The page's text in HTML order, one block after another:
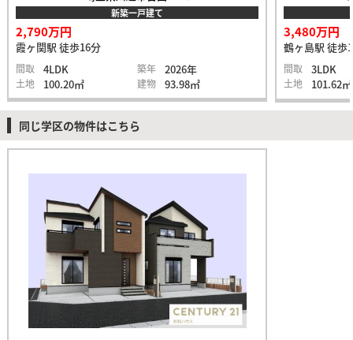
新築一戸建て
2,790万円
霞ヶ関駅 徒歩16分
間取 4LDK 築年 2026年
土地 100.20㎡ 建物 93.98㎡
3,480万円
鶴ヶ島駅 徒歩
間取 3LDK
土地 101.62㎡
同じ学区の物件はこちら